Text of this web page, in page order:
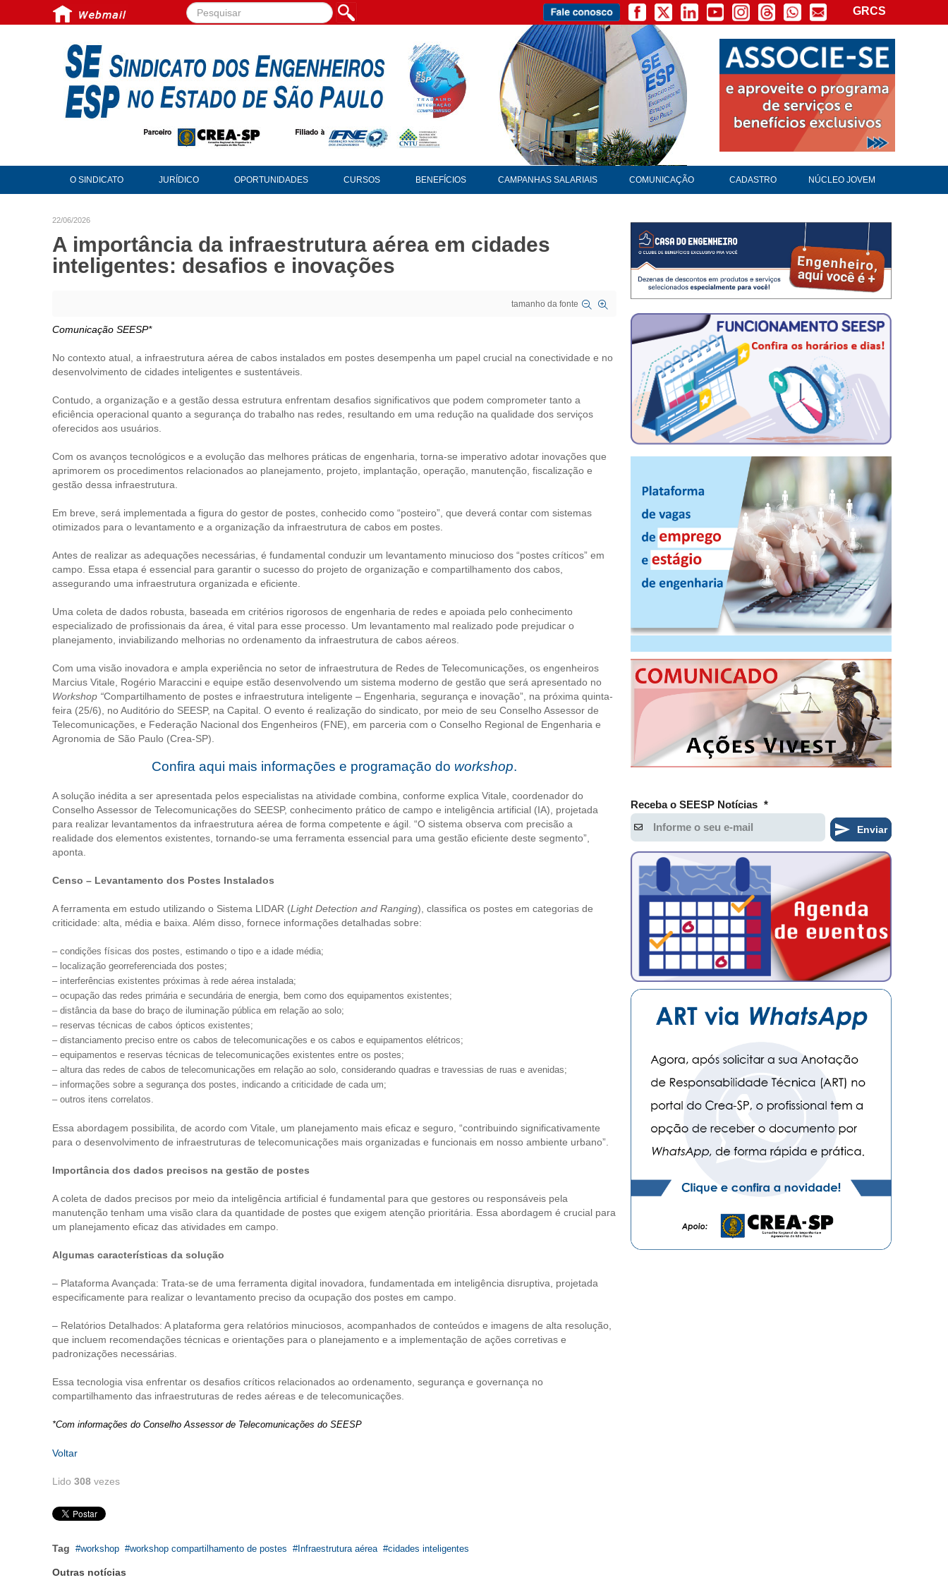
Pesquisar... GRCS
O SINDICATO JURÍDICO OPORTUNIDADES CURSOS BENEFÍCIOS CAMPANHAS SALARIAIS COMUNICAÇÃO CADASTRO NÚCLEO JOVEM
22/06/2026
A importância da infraestrutura aérea em cidades
inteligentes: desafios e inovações
tamanho da fonte
Comunicação SEESP*
No contexto atual, a infraestrutura aérea de cabos instalados em postes desempenha um papel crucial na conectividade e no
desenvolvimento de cidades inteligentes e sustentáveis.
Contudo, a organização e a gestão dessa estrutura enfrentam desafios significativos que podem comprometer tanto a
eficiência operacional quanto a segurança do trabalho nas redes, resultando em uma redução na qualidade dos serviços
oferecidos aos usuários.
Com os avanços tecnológicos e a evolução das melhores práticas de engenharia, torna-se imperativo adotar inovações que
aprimorem os procedimentos relacionados ao planejamento, projeto, implantação, operação, manutenção, fiscalização e
gestão dessa infraestrutura.
Em breve, será implementada a figura do gestor de postes, conhecido como “posteiro”, que deverá contar com sistemas
otimizados para o levantamento e a organização da infraestrutura de cabos em postes.
Antes de realizar as adequações necessárias, é fundamental conduzir um levantamento minucioso dos “postes críticos” em
campo. Essa etapa é essencial para garantir o sucesso do projeto de organização e compartilhamento dos cabos,
assegurando uma infraestrutura organizada e eficiente.
Uma coleta de dados robusta, baseada em critérios rigorosos de engenharia de redes e apoiada pelo conhecimento
especializado de profissionais da área, é vital para esse processo. Um levantamento mal realizado pode prejudicar o
planejamento, inviabilizando melhorias no ordenamento da infraestrutura de cabos aéreos.
Com uma visão inovadora e ampla experiência no setor de infraestrutura de Redes de Telecomunicações, os engenheiros
Marcius Vitale, Rogério Maraccini e equipe estão desenvolvendo um sistema moderno de gestão que será apresentado no
Workshop “Compartilhamento de postes e infraestrutura inteligente – Engenharia, segurança e inovação”, na próxima quinta-
feira (25/6), no Auditório do SEESP, na Capital. O evento é realização do sindicato, por meio de seu Conselho Assessor de
Telecomunicações, e Federação Nacional dos Engenheiros (FNE), em parceria com o Conselho Regional de Engenharia e
Agronomia de São Paulo (Crea-SP).
Confira aqui mais informações e programação do workshop.
A solução inédita a ser apresentada pelos especialistas na atividade combina, conforme explica Vitale, coordenador do
Conselho Assessor de Telecomunicações do SEESP, conhecimento prático de campo e inteligência artificial (IA), projetada
para realizar levantamentos da infraestrutura aérea de forma competente e ágil. “O sistema observa com precisão a
realidade dos elementos existentes, tornando-se uma ferramenta essencial para uma gestão eficiente deste segmento”,
aponta.
Censo – Levantamento dos Postes Instalados
A ferramenta em estudo utilizando o Sistema LIDAR (Light Detection and Ranging), classifica os postes em categorias de
criticidade: alta, média e baixa. Além disso, fornece informações detalhadas sobre:
– condições físicas dos postes, estimando o tipo e a idade média;
– localização georreferenciada dos postes;
– interferências existentes próximas à rede aérea instalada;
– ocupação das redes primária e secundária de energia, bem como dos equipamentos existentes;
– distância da base do braço de iluminação pública em relação ao solo;
– reservas técnicas de cabos ópticos existentes;
– distanciamento preciso entre os cabos de telecomunicações e os cabos e equipamentos elétricos;
– equipamentos e reservas técnicas de telecomunicações existentes entre os postes;
– altura das redes de cabos de telecomunicações em relação ao solo, considerando quadras e travessias de ruas e avenidas;
– informações sobre a segurança dos postes, indicando a criticidade de cada um;
– outros itens correlatos.
Essa abordagem possibilita, de acordo com Vitale, um planejamento mais eficaz e seguro, “contribuindo significativamente
para o desenvolvimento de infraestruturas de telecomunicações mais organizadas e funcionais em nosso ambiente urbano”.
Importância dos dados precisos na gestão de postes
A coleta de dados precisos por meio da inteligência artificial é fundamental para que gestores ou responsáveis pela
manutenção tenham uma visão clara da quantidade de postes que exigem atenção prioritária. Essa abordagem é crucial para
um planejamento eficaz das atividades em campo.
Algumas características da solução
– Plataforma Avançada: Trata-se de uma ferramenta digital inovadora, fundamentada em inteligência disruptiva, projetada
especificamente para realizar o levantamento preciso da ocupação dos postes em campo.
– Relatórios Detalhados: A plataforma gera relatórios minuciosos, acompanhados de conteúdos e imagens de alta resolução,
que incluem recomendações técnicas e orientações para o planejamento e a implementação de ações corretivas e
padronizações necessárias.
Essa tecnologia visa enfrentar os desafios críticos relacionados ao ordenamento, segurança e governança no
compartilhamento das infraestruturas de redes aéreas e de telecomunicações.
*Com informações do Conselho Assessor de Telecomunicações do SEESP
Voltar
Lido 308 vezes
Tag workshop workshop compartilhamento de postes Infraestrutura aérea cidades inteligentes
Outras notícias
Receba o SEESP Notícias *
Enviar